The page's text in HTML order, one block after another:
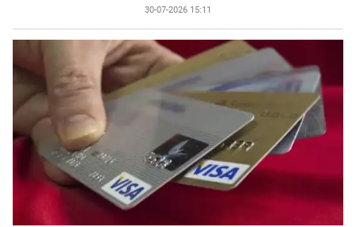
30-07-2026 15:11